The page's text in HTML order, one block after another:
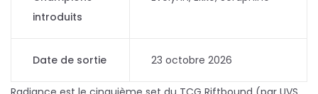
introduits
Date de sortie 23 octobre 2026